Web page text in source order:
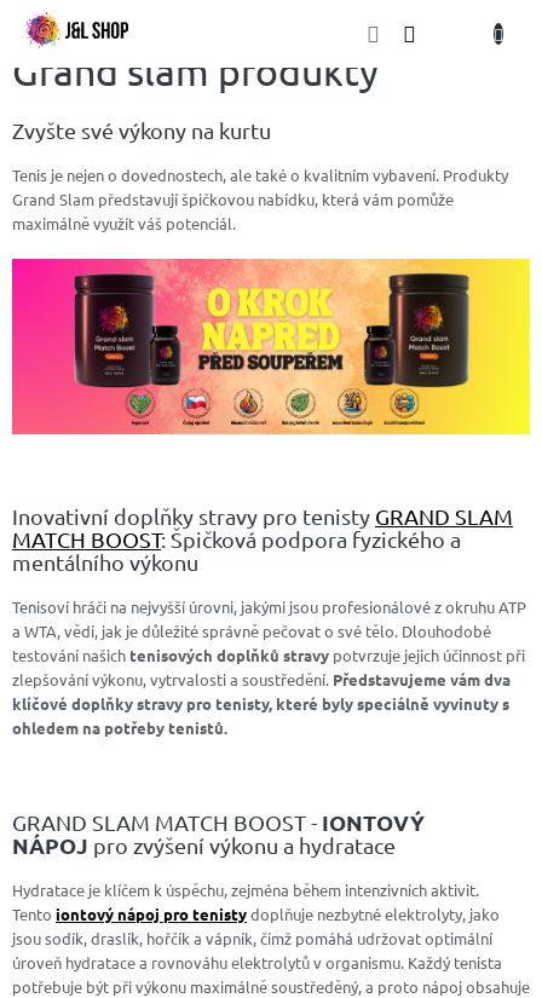
Přejít
obsah
Grand slam produkty
Zvyšte své výkony na kurtu
Tenis je nejen o dovednostech, ale také o kvalitním vybavení. Produkty
Grand Slam představují špičkovou nabídku, která vám pomůže
maximálně využít váš potenciál.
Inovativní doplňky stravy pro tenisty GRAND SLAM
MATCH BOOST: Špičková podpora fyzického a
mentálního výkonu
Tenisoví hráči na nejvyšší úrovni, jakými jsou profesionálové z okruhu ATP
a WTA, vědí, jak je důležité správně pečovat o své tělo. Dlouhodobé
testování našichtenisových doplňků stravy potvrzuje jejich účinnost při
zlepšování výkonu, vytrvalosti a soustředění. Představujeme vám dva
klíčové doplňky stravy pro tenisty, které byly speciálně vyvinuty s
ohledem na potřeby tenistů.
GRAND SLAM MATCH BOOST - IONTOVÝ
NÁPOJ pro zvýšení výkonu a hydratace
Hydratace je klíčem k úspěchu, zejména během intenzivních aktivit.
Tento iontový nápoj pro tenistydoplňuje nezbytné elektrolyty, jako
jsou sodík, draslík, hořčík a vápník, čímž pomáhá udržovat optimální
úroveň hydratace a rovnováhu elektrolytů v organismu. Každý tenista
potřebuje být při výkonu maximálně soustředěný, a proto nápoj obsahuje